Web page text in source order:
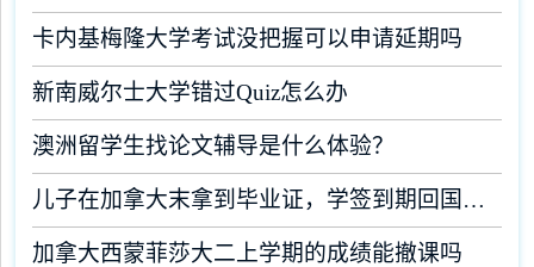
卡内基梅隆大学考试没把握可以申请延期吗
新南威尔士大学错过Quiz怎么办
澳洲留学生找论文辅导是什么体验？
儿子在加拿大末拿到毕业证，学签到期回国了有办法补救吗
加拿大西蒙菲莎大二上学期的成绩能撤课吗